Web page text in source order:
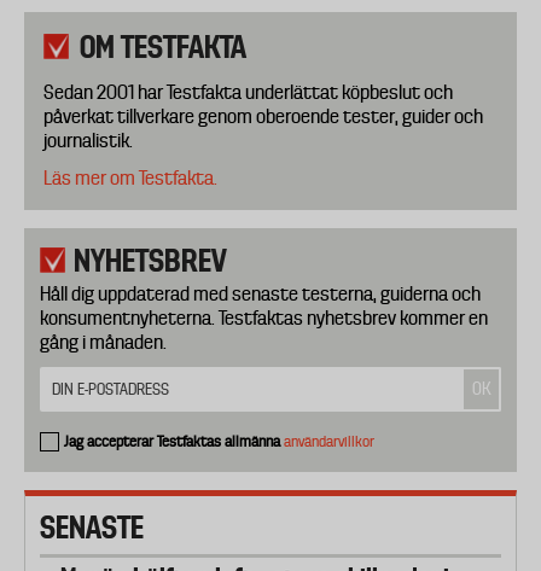
OM TESTFAKTA
Sedan 2001 har Testfakta underlättat köpbeslut och
påverkat tillverkare genom oberoende tester, guider och
journalistik.
Läs mer om Testfakta.
NYHETSBREV
Håll dig uppdaterad med senaste testerna, guiderna och
konsumentnyheterna. Testfaktas nyhetsbrev kommer en
gång i månaden.
Jag accepterar Testfaktas allmännaanvändarvillkor
SENASTE